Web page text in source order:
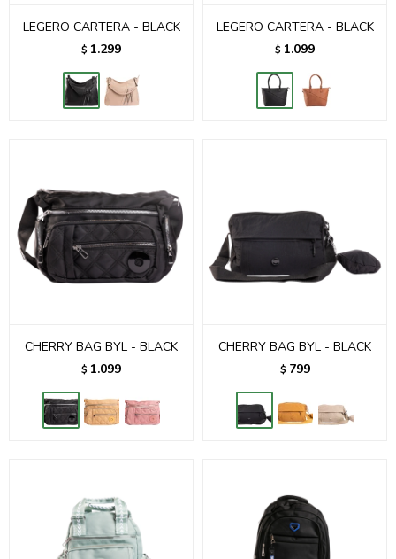
LEGERO CARTERA - BLACK
$ 1.299
LEGERO CARTERA - BLACK
$ 1.099
CHERRY BAG BYL - BLACK
$ 1.099
CHERRY BAG BYL - BLACK
$ 799